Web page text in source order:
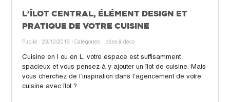
L'ÎLOT CENTRAL, ÉLÉMENT DESIGN ET
PRATIQUE DE VOTRE CUISINE
Publié : 23/10/2019 | Catégories : Idées & déco
Cuisine en I ou en L, votre espace est suffisamment
spacieux et vous pensez à y ajouter un îlot de cuisine. Mais
vous cherchez de l’inspiration dans l’agencement de votre
cuisine avec îlot ?